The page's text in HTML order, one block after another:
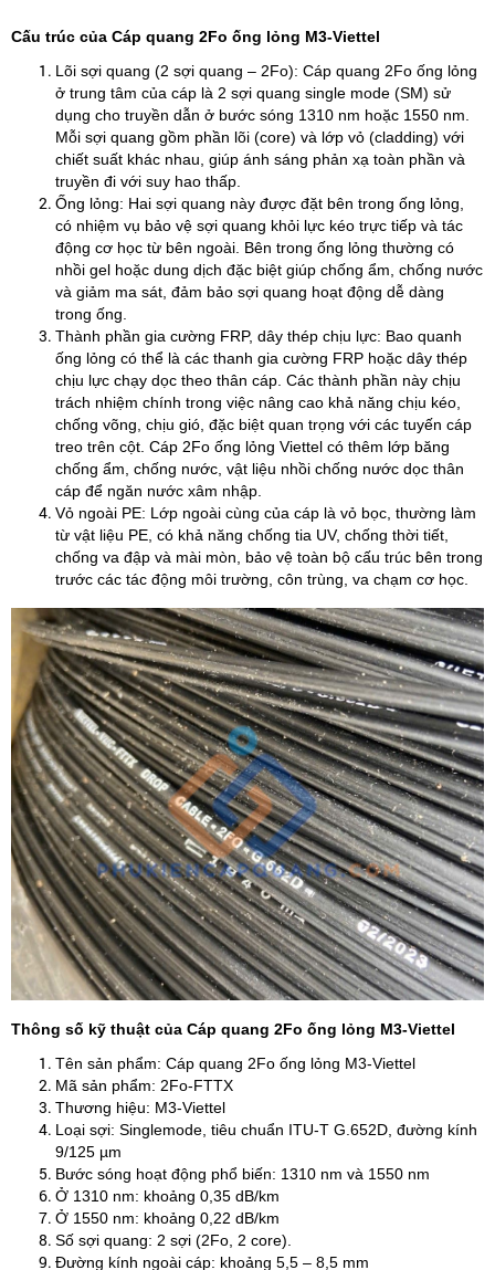
Cấu trúc của Cáp quang 2Fo ống lỏng M3-Viettel
Lõi sợi quang (2 sợi quang – 2Fo): Cáp quang 2Fo ống lỏng
ở trung tâm của cáp là 2 sợi quang single mode (SM) sử
dụng cho truyền dẫn ở bước sóng 1310 nm hoặc 1550 nm.
Mỗi sợi quang gồm phần lõi (core) và lớp vỏ (cladding) với
chiết suất khác nhau, giúp ánh sáng phản xạ toàn phần và
truyền đi với suy hao thấp.
Ống lỏng: Hai sợi quang này được đặt bên trong ống lỏng,
có nhiệm vụ bảo vệ sợi quang khỏi lực kéo trực tiếp và tác
động cơ học từ bên ngoài. Bên trong ống lỏng thường có
nhồi gel hoặc dung dịch đặc biệt giúp chống ẩm, chống nước
và giảm ma sát, đảm bảo sợi quang hoạt động dễ dàng
trong ống.
Thành phần gia cường FRP, dây thép chịu lực: Bao quanh
ống lỏng có thể là các thanh gia cường FRP hoặc dây thép
chịu lực chạy dọc theo thân cáp. Các thành phần này chịu
trách nhiệm chính trong việc nâng cao khả năng chịu kéo,
chống võng, chịu gió, đặc biệt quan trọng với các tuyến cáp
treo trên cột. Cáp 2Fo ống lỏng Viettel có thêm lớp băng
chống ẩm, chống nước, vật liệu nhồi chống nước dọc thân
cáp để ngăn nước xâm nhập.
Vỏ ngoài PE: Lớp ngoài cùng của cáp là vỏ bọc, thường làm
từ vật liệu PE, có khả năng chống tia UV, chống thời tiết,
chống va đập và mài mòn, bảo vệ toàn bộ cấu trúc bên trong
trước các tác động môi trường, côn trùng, va chạm cơ học.
Thông số kỹ thuật của Cáp quang 2Fo ống lỏng M3-Viettel
Tên sản phẩm: Cáp quang 2Fo ống lỏng M3-Viettel
Mã sản phẩm: 2Fo-FTTX
Thương hiệu: M3-Viettel
Loại sợi: Singlemode, tiêu chuẩn ITU-T G.652D, đường kính
9/125 µm
Bước sóng hoạt động phổ biến: 1310 nm và 1550 nm
Ở 1310 nm: khoảng 0,35 dB/km
Ở 1550 nm: khoảng 0,22 dB/km
Số sợi quang: 2 sợi (2Fo, 2 core).
Đường kính ngoài cáp: khoảng 5,5 – 8,5 mm